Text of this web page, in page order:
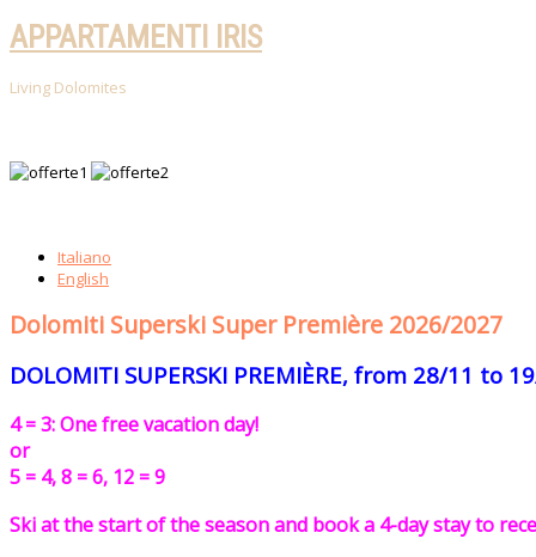
APPARTAMENTI IRIS
Living Dolomites
Italiano
English
Dolomiti Superski Super Première 2026/2027
DOLOMITI SUPERSKI PREMIÈRE, from 28/11 to
4 = 3: One free vacation day!
or
5 = 4, 8 = 6, 12 = 9
Ski at the start of the season and book a 4-day stay to